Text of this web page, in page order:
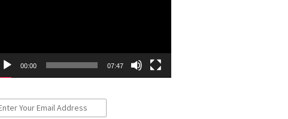
00:00 07:47